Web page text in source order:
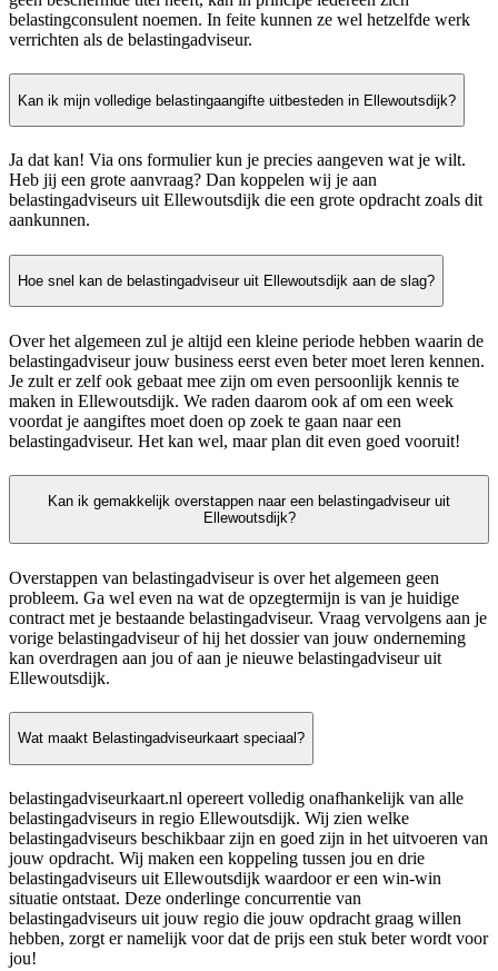
belastingconsulent noemen. In feite kunnen ze wel hetzelfde werk
verrichten als de belastingadviseur.
Kan ik mijn volledige belastingaangifte uitbesteden in Ellewoutsdijk?
Ja dat kan! Via ons formulier kun je precies aangeven wat je wilt.
Heb jij een grote aanvraag? Dan koppelen wij je aan
belastingadviseurs uit Ellewoutsdijk die een grote opdracht zoals dit
aankunnen.
Hoe snel kan de belastingadviseur uit Ellewoutsdijk aan de slag?
Over het algemeen zul je altijd een kleine periode hebben waarin de
belastingadviseur jouw business eerst even beter moet leren kennen.
Je zult er zelf ook gebaat mee zijn om even persoonlijk kennis te
maken in Ellewoutsdijk. We raden daarom ook af om een week
voordat je aangiftes moet doen op zoek te gaan naar een
belastingadviseur. Het kan wel, maar plan dit even goed vooruit!
Kan ik gemakkelijk overstappen naar een belastingadviseur uit
Ellewoutsdijk?
Overstappen van belastingadviseur is over het algemeen geen
probleem. Ga wel even na wat de opzegtermijn is van je huidige
contract met je bestaande belastingadviseur. Vraag vervolgens aan je
vorige belastingadviseur of hij het dossier van jouw onderneming
kan overdragen aan jou of aan je nieuwe belastingadviseur uit
Ellewoutsdijk.
Wat maakt Belastingadviseurkaart speciaal?
belastingadviseurkaart.nl opereert volledig onafhankelijk van alle
belastingadviseurs in regio Ellewoutsdijk. Wij zien welke
belastingadviseurs beschikbaar zijn en goed zijn in het uitvoeren van
jouw opdracht. Wij maken een koppeling tussen jou en drie
belastingadviseurs uit Ellewoutsdijk waardoor er een win-win
situatie ontstaat. Deze onderlinge concurrentie van
belastingadviseurs uit jouw regio die jouw opdracht graag willen
hebben, zorgt er namelijk voor dat de prijs een stuk beter wordt voor
jou!